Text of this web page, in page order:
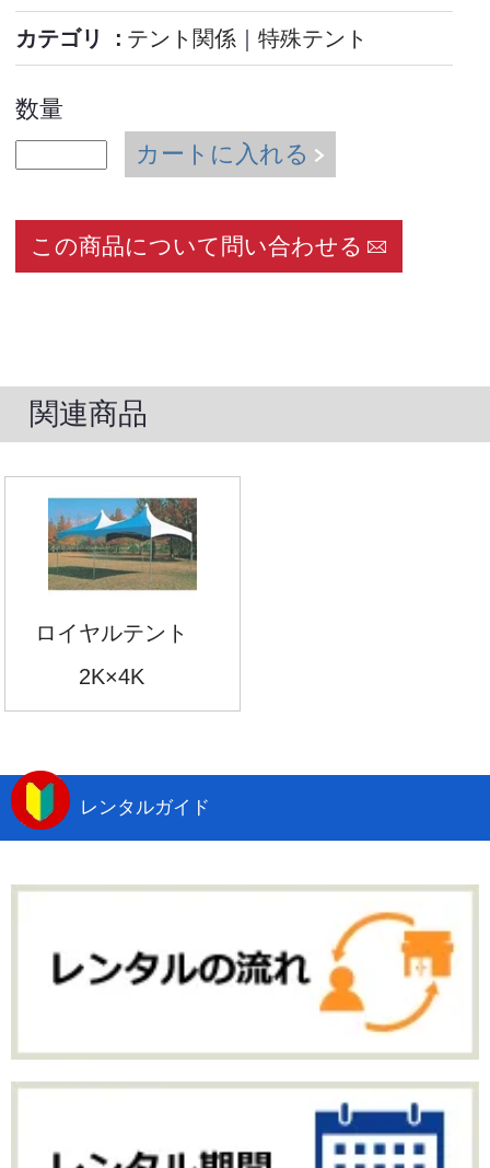
カテゴリ テント関係 特殊テント
数量
カートに入れる
この商品について問い合わせる
関連商品
ロイヤルテント
2K×4K
レンタルガイド